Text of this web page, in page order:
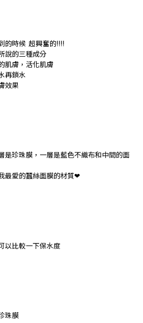
的時候 超興奮的!!!!
說的三種成分
肌膚，活化肌膚
再鎖水
效果
是珍珠膜，一層是藍色不織布和中間的面
最愛的蠶絲面膜的材質❤
以比較一下保水度
珠膜